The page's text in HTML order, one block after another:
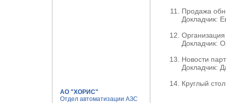
Продажа
Докладчик:
Докладчик:
Новости
Докладчик:
Круглый
АО "ХОРИС"
Отдел автоматизации АЗС